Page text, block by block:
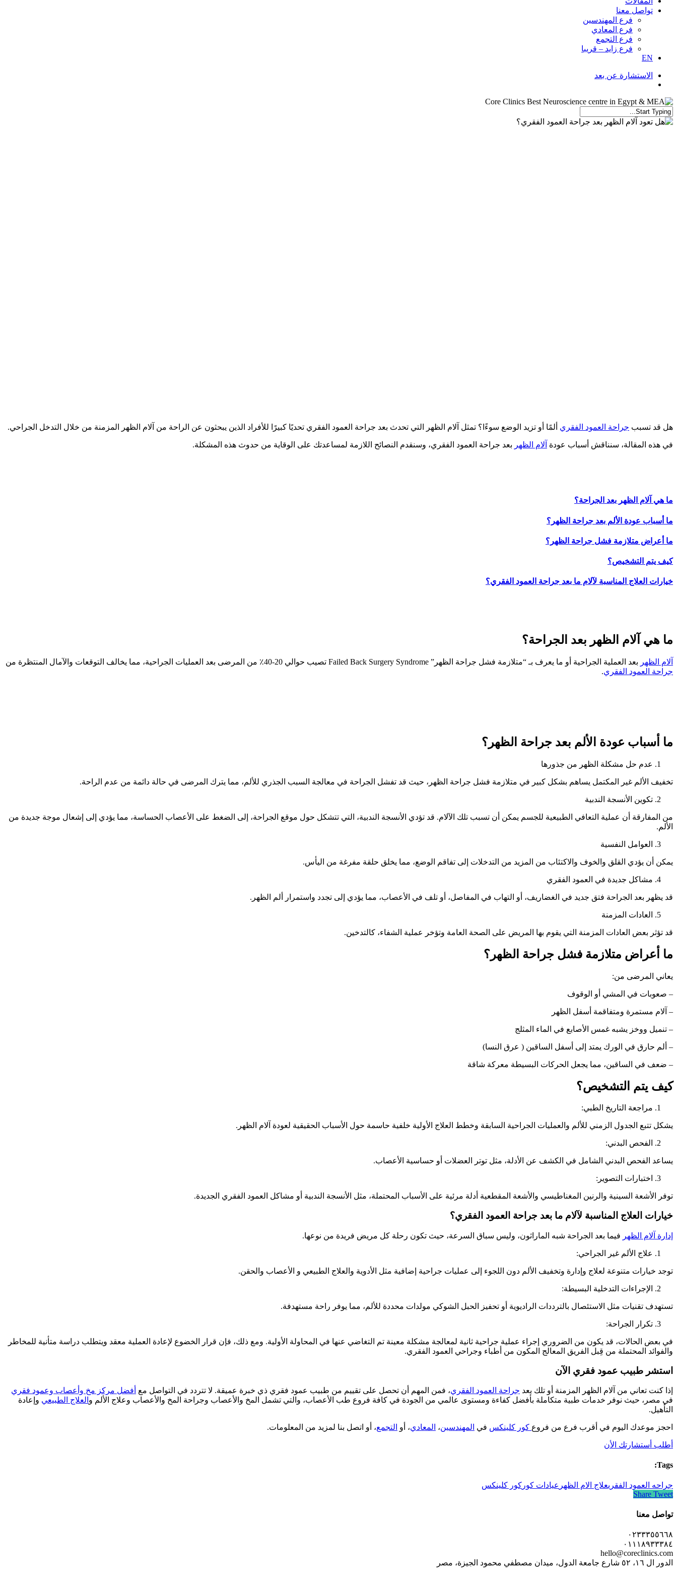
تواصل معنا
فرع المهندسين
فرع المعادي
فرع التجمع
فرع زايد – قريبا
EN
الاستشارة عن بعد
Close
هل قد تسبب جراحة العمود الفقري ألمًا أو تزيد الوضع سوءًا؟ تمثل آلام الظهر التي تحدث بعد جراحة العمود الفقري تحديًا كبيرًا للأفراد الذين يبحثون عن الراحة من آلام الظهر المزمنة من خلال التدخل الجراحي.
في هذه المقالة، سنناقش أسباب عودة آلام الظهر بعد جراحة العمود الفقري، وسنقدم النصائح اللازمة لمساعدتك على الوقاية من حدوث هذه المشكلة.
ما هي آلام الظهر بعد الجراحة؟
ما أسباب عودة الألم بعد جراحة الظهر؟
ما أعراض متلازمة فشل جراحة الظهر؟
كيف يتم التشخيص؟
خيارات العلاج المناسبة لآلام ما بعد جراحة العمود الفقري؟
ما هي آلام الظهر بعد الجراحة؟
آلام الظهر بعد العملية الجراحية أو ما يعرف بـ “متلازمة فشل جراحة الظهر” Failed Back Surgery Syndrome تصيب حوالي 20-40٪ من المرضى بعد العمليات الجراحية، مما يخالف التوقعات والآمال المنتظرة من
جراحة العمود الفقري.
ما أسباب عودة الألم بعد جراحة الظهر؟
عدم حل مشكلة الظهر من جذورها
تخفيف الألم غير المكتمل يساهم بشكل كبير في متلازمة فشل جراحة الظهر، حيث قد تفشل الجراحة في معالجة السبب الجذري للألم، مما يترك المرضى في حالة دائمة من عدم الراحة.
تكوين الأنسجة الندبية
من المفارقة أن عملية التعافي الطبيعية للجسم يمكن أن تسبب تلك الآلام. قد تؤدي الأنسجة الندبية، التي تتشكل حول موقع الجراحة، إلى الضغط على الأعصاب الحساسة، مما يؤدي إلى إشعال موجة جديدة من
الألم.
العوامل النفسية
يمكن أن يؤدي القلق والخوف والاكتئاب من المزيد من التدخلات إلى تفاقم الوضع، مما يخلق حلقة مفرغة من اليأس.
مشاكل جديدة في العمود الفقري
قد يظهر بعد الجراحة فتق جديد في الغضاريف، أو التهاب في المفاصل، أو تلف في الأعصاب، مما يؤدي إلى تجدد واستمرار ألم الظهر.
العادات المزمنة
قد تؤثر بعض العادات المزمنة التي يقوم بها المريض على الصحة العامة وتؤخر عملية الشفاء، كالتدخين.
ما أعراض متلازمة فشل جراحة الظهر؟
يعاني المرضى من:
– صعوبات في المشي أو الوقوف
– آلام مستمرة ومتفاقمة أسفل الظهر
– تنميل ووخز يشبه غمس الأصابع في الماء المثلج
– ألم حارق في الورك يمتد إلى أسفل الساقين ( عرق النسا)
– ضعف في الساقين، مما يجعل الحركات البسيطة معركة شاقة
كيف يتم التشخيص؟
مراجعة التاريخ الطبي:
يشكل تتبع الجدول الزمني للألم والعمليات الجراحية السابقة وخطط العلاج الأولية خلفية حاسمة حول الأسباب الحقيقية لعودة آلام الظهر.
الفحص البدني:
يساعد الفحص البدني الشامل في الكشف عن الأدلة، مثل توتر العضلات أو حساسية الأعصاب.
اختبارات التصوير:
توفر الأشعة السينية والرنين المغناطيسي والأشعة المقطعية أدلة مرئية على الأسباب المحتملة، مثل الأنسجة الندبية أو مشاكل العمود الفقري الجديدة.
خيارات العلاج المناسبة لآلام ما بعد جراحة العمود الفقري؟
إدارة آلام الظهر فيما بعد الجراحة شبه الماراثون، وليس سباق السرعة، حيث تكون رحلة كل مريض فريدة من نوعها.
علاج الألم غير الجراحي:
توجد خيارات متنوعة لعلاج وإدارة وتخفيف الألم دون اللجوء إلى عمليات جراحية إضافية مثل الأدوية والعلاج الطبيعي و الأعصاب والحقن.
الإجراءات التدخلية البسيطة:
تستهدف تقنيات مثل الاستئصال بالترددات الراديوية أو تحفيز الحبل الشوكي مولدات محددة للألم، مما يوفر راحة مستهدفة.
تكرار الجراحة:
في بعض الحالات، قد يكون من الضروري إجراء عملية جراحية ثانية لمعالجة مشكلة معينة تم التغاضي عنها في المحاولة الأولية. ومع ذلك، فإن قرار الخضوع لإعادة العملية معقد ويتطلب دراسة متأنية للمخاطر
والفوائد المحتملة من قِبل الفريق المعالج المكون من أطباء وجراحي العمود الفقري.
استشر طبيب عمود فقري الآن
إذا كنت تعاني من آلام الظهر المزمنة أو تلك بعد جراحة العمود الفقري، فمن المهم أن تحصل على تقييم من طبيب عمود فقري ذي خبرة عميقة. لا تتردد في التواصل مع أفضل مركز مخ وأعصاب وعمود فقري
في مصر، حيث نوفر خدمات طبية متكاملة بأفضل كفاءة ومستوى عالمي من الجودة في كافة فروع طب الأعصاب، والتي تشمل المخ والأعصاب وجراحة المخ والأعصاب وعلاج الألم و العلاج الطبيعي وإعادة
التأهيل.
احجز موعدك اليوم في أقرب فرع من فروع كور كلينكس في المهندسين، المعادي، أو التجمع، أو اتصل بنا لمزيد من المعلومات.
أطلب أستشارتك الأن
Tags:
جراحه العمود الفقريعلاج الام الظهر عيادات كور كور كلينكس
Share Tweet
تواصل معنا
٠٢٣٣٣٥٥٦٦٨
٠١١١٨٩٣٣٣٨٤
hello@coreclinics.com
الدور ال ١٦، ٥٢ شارع جامعة الدول، ميدان مصطفي محمود الجيزة، مصر